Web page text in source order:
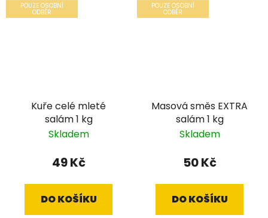
POUZE OSOBNÍ
ODBĚR
Kuře celé mleté
salám 1 kg
Skladem
49 Kč
DO KOŠÍKU
POUZE OSOBNÍ
ODBĚR
Masová směs EXTRA
salám 1 kg
Skladem
50 Kč
DO KOŠÍKU